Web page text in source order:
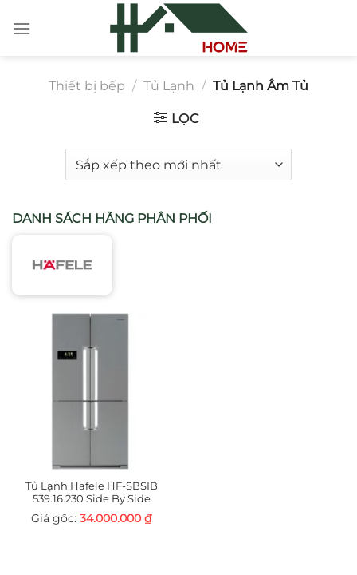
đến
Thiết bị bếp / Tủ Lạnh / Tủ Lạnh Âm Tủ
LỌC
DANH SÁCH HÃNG PHÂN PHỐI
Tủ Lạnh Hafele HF-SBSIB
539.16.230 Side By Side
34.000.000 ₫